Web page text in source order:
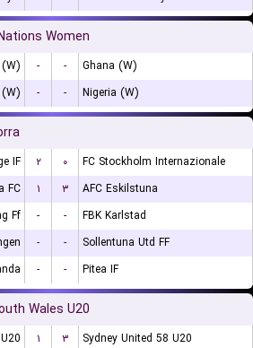
Women
- -
Ghana (W)
- - Nigeria (W)
IF ۲ ۰
FC Stockholm Internazionale
FC
۱ ۳
AFC Eskilstuna
Ff
- -
FBK Karlstad
- -
Sollentuna Utd FF
- - Pitea IF
Wales U20
۱ ۳ Sydney United 58 U20